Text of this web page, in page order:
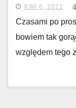
KWI 6, 2021
Czasami po
bowiem tak
względem tego